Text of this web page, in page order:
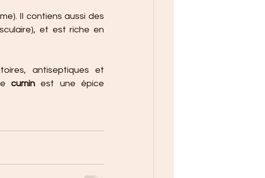
Il contiens aussi des
et est riche en
antiseptiques et
cumin est une épice